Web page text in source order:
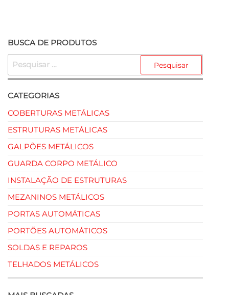
BUSCA DE PRODUTOS
CATEGORIAS
COBERTURAS METÁLICAS
ESTRUTURAS METÁLICAS
GALPÕES METÁLICOS
GUARDA CORPO METÁLICO
INSTALAÇÃO DE ESTRUTURAS
MEZANINOS METÁLICOS
PORTAS AUTOMÁTICAS
PORTÕES AUTOMÁTICOS
SOLDAS E REPAROS
TELHADOS METÁLICOS